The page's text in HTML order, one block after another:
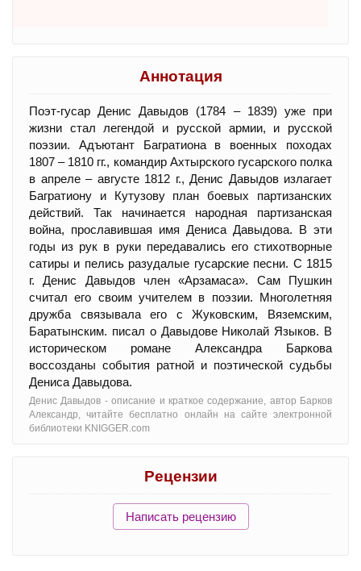
Аннотация
Поэт-гусар Денис Давыдов (1784 – 1839) уже при
жизни стал легендой и русской армии, и русской
поэзии. Адъютант Багратиона в военных походах
1807 – 1810 гг., командир Ахтырского гусарского полка
в апреле – августе 1812 г., Денис Давыдов излагает
Багратиону и Кутузову план боевых партизанских
действий. Так начинается народная партизанская
война, прославившая имя Дениса Давыдова. В эти
годы из рук в руки передавались его стихотворные
сатиры и пелись разудалые гусарские песни. С 1815
г. Денис Давыдов член «Арзамаса». Сам Пушкин
считал его своим учителем в поэзии. Многолетняя
дружба связывала его с Жуковским, Вяземским,
Баратынским. писал о Давыдове Николай Языков. В
историческом романе Александра Баркова
воссозданы события ратной и поэтической судьбы
Дениса Давыдова.
Денис Давыдов - oписание и краткое содержание, автор Барков
Александр, читайте бесплатно онлайн на сайте электронной
библиотеки KNIGGER.com
Рецензии
Написать рецензию